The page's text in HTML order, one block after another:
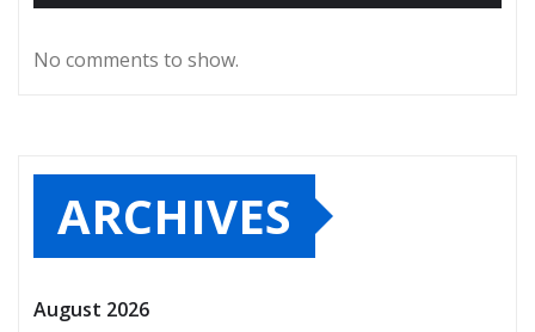
No comments to show.
ARCHIVES
August 2026